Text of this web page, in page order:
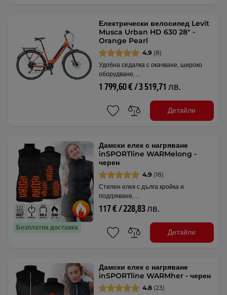
Електрически велосипед Levit
Musca Urban HD 630 28" -
Orange Pearl
4.9 (8)
Удобна седалка с окачване, широко
оборудване, …
1 799,60 € / 3 519,71 лв.
Детайли
Безплатна доставка
Дамски елек с нагряване
inSPORTline WARMelong -
черен
4.9 (18)
Стилен елек с дълга кройка и
подгряване, …
117 € / 228,83 лв.
Детайли
Дамски елек с нагряване
inSPORTline WARMher - черен
4.8 (23)